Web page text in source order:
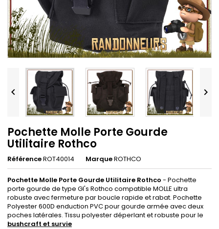
 
Pochette Molle Porte Gourde
Utilitaire Rothco
RéférenceROT40014 MarqueROTHCO
Pochette Molle Porte Gourde Utilitaire Rothco - Pochette
porte gourde de type GI's Rothco compatible MOLLE ultra
robuste avec fermeture par boucle rapide et rabat. Pochette
Polyester 600D enduction PVC pour gourde armée avec deux
poches latérales. Tissu polyester déperlant et robuste pour le
bushcraft et survie